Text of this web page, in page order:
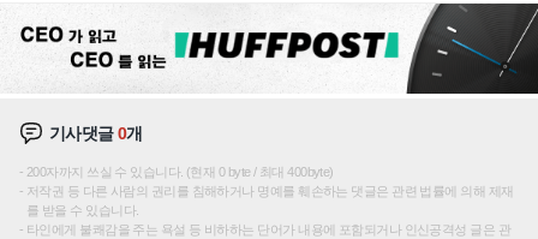
기사댓글0개
200자까지 쓰실 수 있습니다. (현재 0 byte / 최대 400byte)
저작권 등 다른 사람의 권리를 침해하거나 명예를 훼손하는 댓글은 관련 법률에 의해 제재
를 받을 수 있습니다.
타인에게 불쾌감을 주는 욕설 등 비하하는 단어가 내용에 포함되거나 인신공격성 글은 관